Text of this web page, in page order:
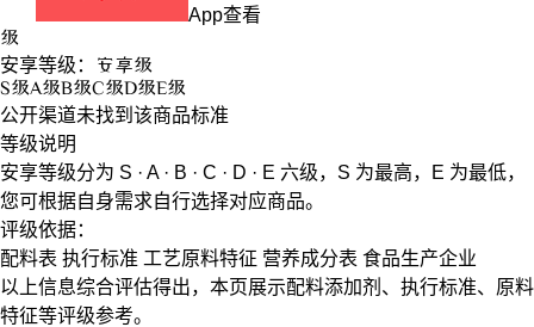
App查看
级
安享等级： 安享级
S级A级B级C级D级E级
公开渠道未找到该商品标准
等级说明
安享等级分为 S · A · B · C · D · E 六级， S 为最高， E 为最低，
您可根据自身需求自行选择对应商品。
评级依据：
配料表 执行标准 工艺原料特征 营养成分表 食品生产企业
以上信息综合评估得出，本页展示配料添加剂 、 执行标准、 原料
特征等评级参考。